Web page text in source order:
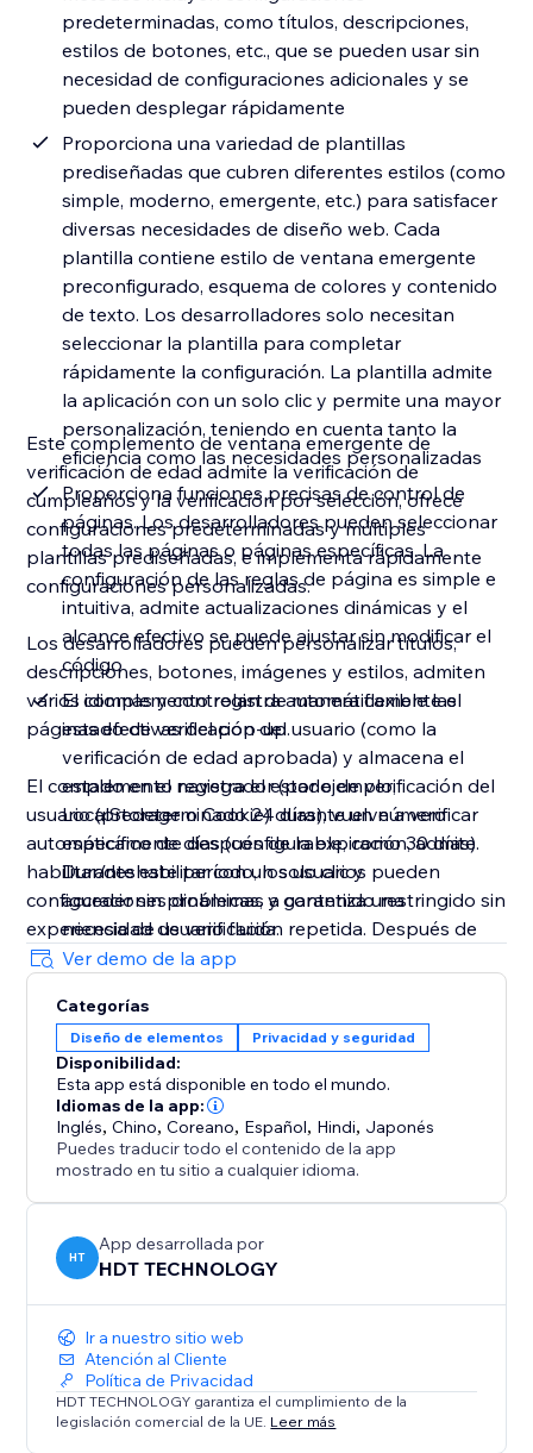
predeterminadas, como títulos, descripciones,
estilos de botones, etc., que se pueden usar sin
necesidad de configuraciones adicionales y se
pueden desplegar rápidamente
Proporciona una variedad de plantillas
prediseñadas que cubren diferentes estilos (como
simple, moderno, emergente, etc.) para satisfacer
diversas necesidades de diseño web. Cada
plantilla contiene estilo de ventana emergente
preconfigurado, esquema de colores y contenido
de texto. Los desarrolladores solo necesitan
seleccionar la plantilla para completar
rápidamente la configuración. La plantilla admite
la aplicación con un solo clic y permite una mayor
personalización, teniendo en cuenta tanto la
eficiencia como las necesidades personalizadas
Proporciona funciones precisas de control de
páginas. Los desarrolladores pueden seleccionar
todas las páginas o páginas específicas. La
configuración de las reglas de página es simple e
intuitiva, admite actualizaciones dinámicas y el
alcance efectivo se puede ajustar sin modificar el
código
El complemento registra automáticamente el
estado de verificación del usuario (como la
verificación de edad aprobada) y almacena el
estado en el navegador (por ejemplo,
LocalStorage o Cookie) durante un número
específico de días (configurable, como 30 días).
Durante este período, los usuarios pueden
acceder sin problemas a contenido restringido sin
necesidad de verificación repetida. Después de
que el estado expire, la ventana emergente
para garantizar el cumplimiento mientras
optimiza la experiencia del usuario y evita
interrupciones frecuentes
Este complemento de ventana emergente de
verificación de edad admite la verificación de
cumpleaños y la verificación por selección, ofrece
configuraciones predeterminadas y múltiples
plantillas prediseñadas, e implementa rápidamente
configuraciones personalizadas.
Los desarrolladores pueden personalizar títulos,
descripciones, botones, imágenes y estilos, admiten
varios idiomas y controlan de manera flexible las
páginas efectivas del pop-up.
El complemento registra el estado de verificación del
usuario (predeterminado 24 días), vuelve a verificar
automáticamente después de la expiración, admite
habilitar/deshabilitar con un solo clic y
configuraciones dinámicas, y garantiza una
experiencia de usuario fluida.
Ver demo de la app
Categorías
Diseño de elementos Privacidad y seguridad
Disponibilidad:
Esta app está disponible en todo el mundo.
Idiomas de la app:
Inglés,Chino,Coreano, Español, Hindi, Japonés
Puedes traducir todo el contenido de la app
mostrado en tu sitio a cualquier idioma.
HT
App desarrollada por
HDT TECHNOLOGY
Ir a nuestro sitio web
Atención al Cliente
Política de Privacidad
HDT TECHNOLOGY garantiza el cumplimiento de la
legislación comercial de la UE. Leer más